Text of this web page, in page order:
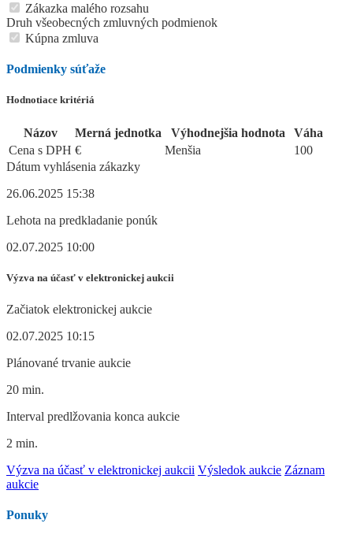
Zákazka malého rozsahu
Druh všeobecných zmluvných podmienok
Kúpna zmluva
Podmienky súťaže
Hodnotiace kritériá
Názov Merná jednotka Výhodnejšia hodnota
Váha
Cena s DPH € Menšia
100
Dátum vyhlásenia zákazky
26.06.2025 15:38
Lehota na predkladanie ponúk
02.07.2025 10:00
Výzva na účasť v elektronickej aukcii
Začiatok elektronickej aukcie
02.07.2025 10:15
Plánované trvanie aukcie
20 min.
Interval predlžovania konca aukcie
2 min.
Výzva na účasť v elektronickej aukcii Výsledok aukcie Záznam
aukcie
Ponuky